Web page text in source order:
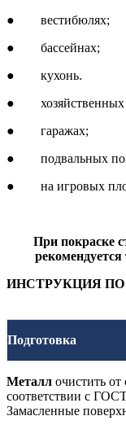
● вестибюлях;
● бассейнах;
● кухонь.
● хозяйственных
● гаражах;
● подвальных
● на игровых
При покраске
ИНСТРУКЦИЯ
Подготовка
Металл очистить от
соответствии с
Замасленные